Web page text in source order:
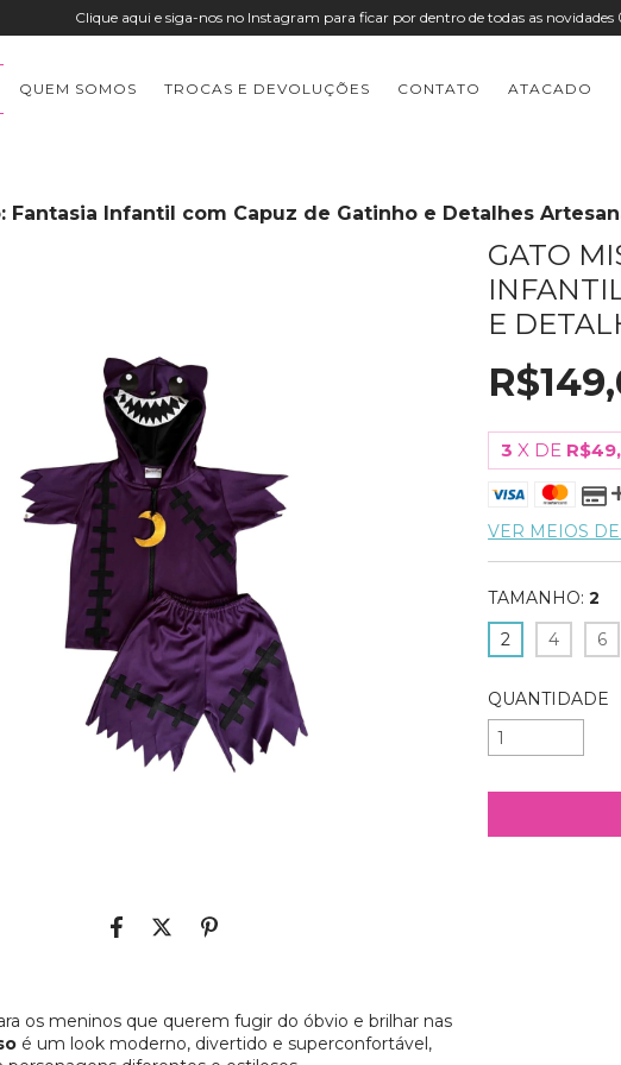
Clique aqui e siga-nos no Instagram para ficar por dentro de todas as novidades
QUEM SOMOS TROCAS E DEVOLUÇÕES CONTATO ATACADO
Fantasia Infantil com Capuz de Gatinho e Detalhes
os meninos que querem fugir do óbvio e brilhar nas
é um look moderno, divertido e superconfortável,
GATO
E
3 X DE
VER MEIOS
TAMANHO: 2
2
4 6
QUANTIDADE